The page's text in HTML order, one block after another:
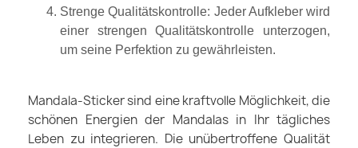
Strenge Qualitätskontrolle: Jeder Aufkleber wird
einer strengen Qualitätskontrolle unterzogen,
um seine Perfektion zu gewährleisten.
Mandala-Sticker sind eine kraftvolle Möglichkeit, die
schönen Energien der Mandalas in Ihr tägliches
Leben zu integrieren. Die unübertroffene Qualität